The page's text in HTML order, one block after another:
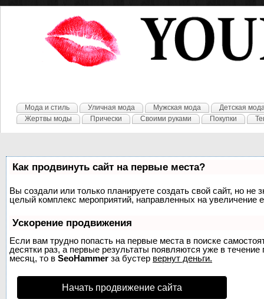
Мода и стиль Уличная мода Мужская мода
Детская
Жертвы моды
Прически Своими руками Покупки
Как продвинуть сайт на первые места?
Вы создали или только планируете создать свой сайт, но не
целый комплекс мероприятий, направленных на увеличение
Ускорение продвижения
Если вам трудно попасть на первые места в поиске
десятки раз, а первые результаты появляются уже в
месяц, то в SeoHammer за бустер вернут деньги.
Начать продвижение сайта